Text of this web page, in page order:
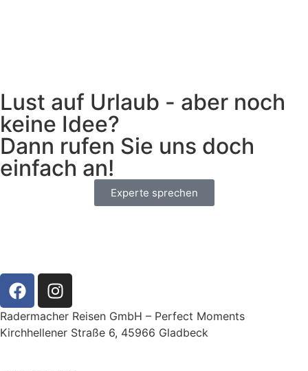
Lust auf Urlaub - aber noch
keine Idee?
Dann rufen Sie uns doch
einfach an!
Experte sprechen
Radermacher Reisen GmbH – Perfect Moments
Kirchhellener Straße 6, 45966 Gladbeck